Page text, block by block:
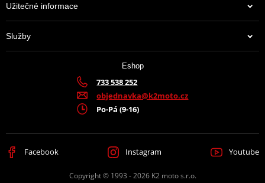
Užitečné informace
Služby
Eshop
733 538 252
objednavka@k2moto.cz
Po-Pá (9-16)
Facebook Instagram Youtube
Copyright © 1993 - 2026 K2 moto s.r.o.